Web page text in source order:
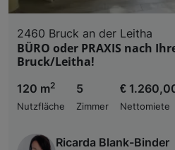
2460 Bruck an der Leitha
BÜRO oder PRAXIS nach
Bruck/Leitha!
120 m2
Nutzfläche
5
Zimmer
€
Nettomiete
Ricarda Blank-Binder